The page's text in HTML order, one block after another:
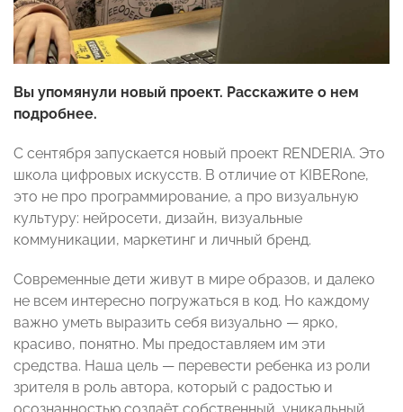
Вы упомянули новый проект. Расскажите о нем
подробнее.
С сентября запускается новый проект RENDERIA. Это
школа цифровых искусств. В отличие от KIBERone,
это не про программирование, а про визуальную
культуру: нейросети, дизайн, визуальные
коммуникации, маркетинг и личный бренд.
Современные дети живут в мире образов, и далеко
не всем интересно погружаться в код. Но каждому
важно уметь выразить себя визуально — ярко,
красиво, понятно. Мы предоставляем им эти
средства. Наша цель — перевести ребенка из роли
зрителя в роль автора, который с радостью и
осознанностью создаёт собственный, уникальный